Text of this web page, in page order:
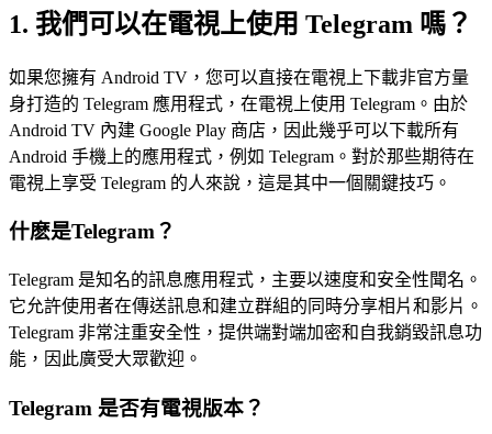
1. 我們可以在電視上使用 Telegram 嗎？
如果您擁有 Android TV，您可以直接在電視上下載非官方量
身打造的 Telegram 應用程式，在電視上使用 Telegram。由於
Android TV 內建 Google Play 商店，因此幾乎可以下載所有
Android 手機上的應用程式，例如 Telegram。對於那些期待在
電視上享受 Telegram 的人來說，這是其中一個關鍵技巧。
什麽是Telegram？
Telegram 是知名的訊息應用程式，主要以速度和安全性聞名。
它允許使用者在傳送訊息和建立群組的同時分享相片和影片。
Telegram 非常注重安全性，提供端對端加密和自我銷毀訊息功
能，因此廣受大眾歡迎。
Telegram 是否有電視版本？